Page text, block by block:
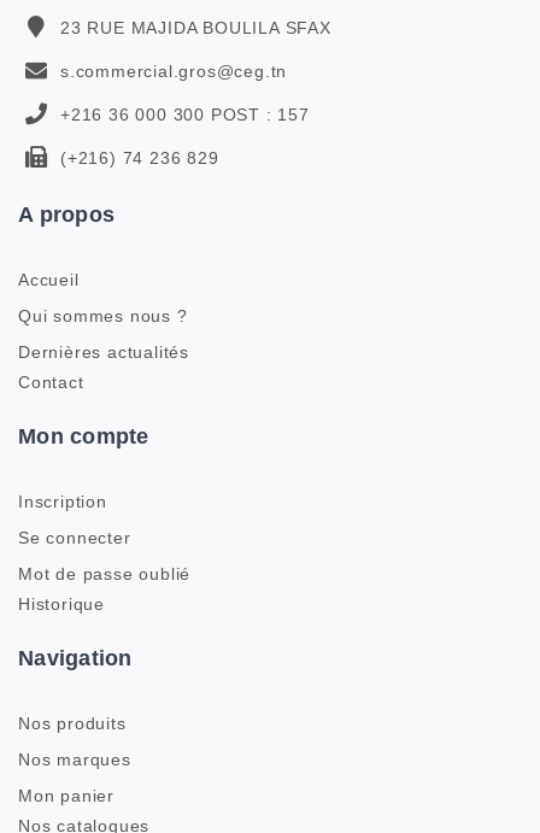
23 RUE MAJIDA BOULILA SFAX
s.commercial.gros@ceg.tn
+216 36 000 300 POST : 157
(+216) 74 236 829
A propos
Accueil
Qui sommes nous ?
Dernières actualités
Contact
Mon compte
Inscription
Se connecter
Mot de passe oublié
Historique
Navigation
Nos produits
Nos marques
Mon panier
Nos catalogues